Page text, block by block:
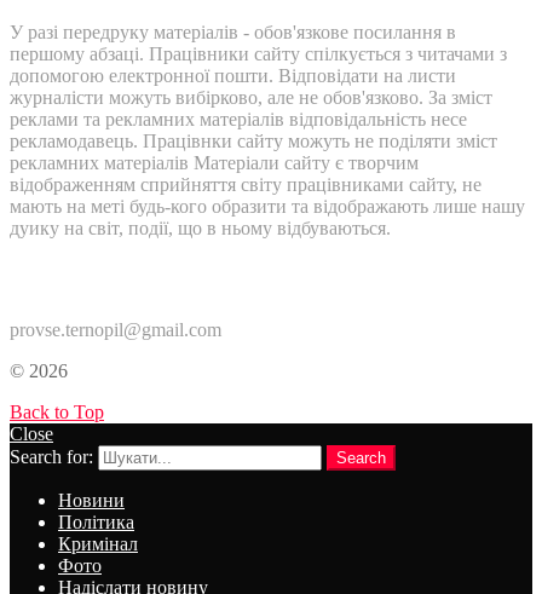
У разі передруку матеріалів - обов'язкове посилання в
першому абзаці. Працівники сайту спілкується з читачами з
допомогою електронної пошти. Відповідати на листи
журналісти можуть вибірково, але не обов'язково. За зміст
реклами та рекламних матеріалів відповідальність несе
рекламодавець. Працівнки сайту можуть не поділяти зміст
рекламних матеріалів Матеріали сайту є творчим
відображенням сприйняття світу працівниками сайту, не
мають на меті будь-кого образити та відображають лише нашу
дуику на світ, події, що в ньому відбуваються.
provse.ternopil@gmail.com
© 2026
Back to Top
Close
Search for:
Search
Новини
Політика
Кримінал
Фото
Надіслати новину